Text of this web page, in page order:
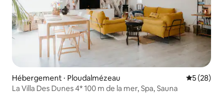
Hébergement ⋅ Ploudalmézeau
5 (28)
La Villa Des Dunes 4* 100 m de la mer, Spa, Sauna